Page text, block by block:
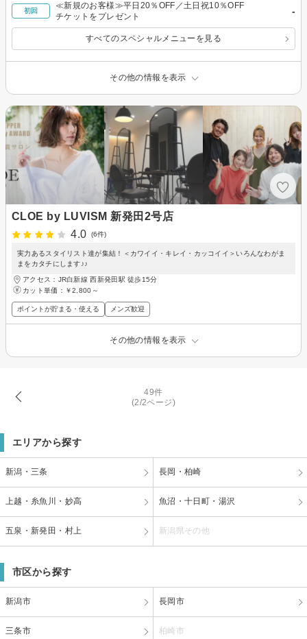
初回
≪新規のお客様≫平日20％OFF／土日祝10％OFF
チケットをプレゼント
-
すべてのスペシャルメニューを見る
その他の情報を表示
CLOE by LUVISM 新発田2号店
4.0
(6件)
実力あるスタイリスト達が集結！＜カワイイ・キレイ・カッコイイ＞いろんなわがま
まをカタチにします♪♪
アクセス：JR白新線 西新発田駅 徒歩15分
カット単価： ￥2,800～
ポイントが貯まる・使える メンズ歓迎
その他の情報を表示
49件
(2/2ページ)
エリアから探す
新潟・三条 長岡・柏崎
上越・糸魚川・妙高 魚沼・十日町・湯沢
五泉・新発田・村上 新潟県その他
市区から探す
新潟市 長岡市
三条市 柏崎市